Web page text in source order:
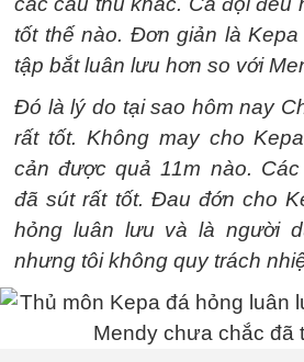
tốt thế nào. Đơn giản là
tập bắt luân lưu hơn so với
Đó là lý do tại sao hôm nay
rất tốt. Không may cho
cản được quả 11m nào.
đã sút rất tốt. Đau đớn cho
hỏng luân lưu và là người
nhưng tôi không quy trách